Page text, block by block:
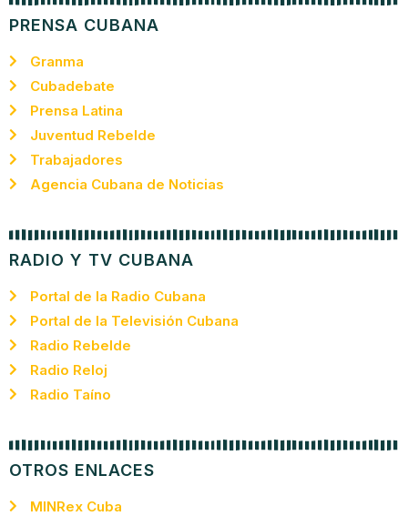
PRENSA CUBANA
Granma
Cubadebate
Prensa Latina
Juventud Rebelde
Trabajadores
Agencia Cubana de Noticias
RADIO Y TV CUBANA
Portal de la Radio Cubana
Portal de la Televisión Cubana
Radio Rebelde
Radio Reloj
Radio Taíno
OTROS ENLACES
MINRex Cuba